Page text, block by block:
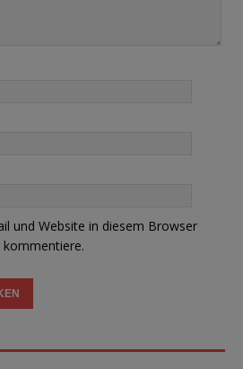
und Website in diesem Browser
kommentiere.